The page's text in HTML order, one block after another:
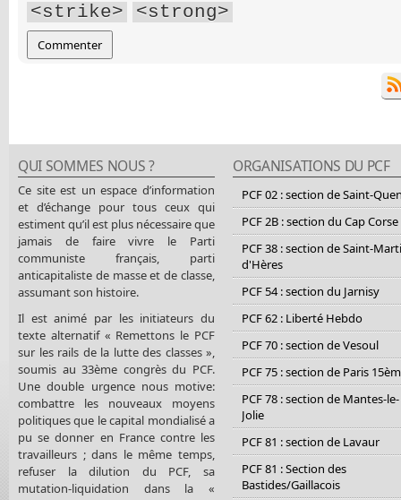
<strike>
<strong>
QUI SOMMES NOUS ?
Ce site est un espace d’information
et d’échange pour tous ceux qui
estiment qu’il est plus nécessaire que
jamais de faire vivre le Parti
communiste français, parti
anticapitaliste de masse et de classe,
assumant son histoire.
Il est animé par les initiateurs du
texte alternatif « Remettons le PCF
sur les rails de la lutte des classes »,
soumis au 33ème congrès du PCF.
Une double urgence nous motive:
combattre les nouveaux moyens
politiques que le capital mondialisé a
pu se donner en France contre les
travailleurs ; dans le même temps,
refuser la dilution du PCF, sa
mutation-liquidation dans la «
ORGANISATIONS DU PCF
PCF 02 : section de Saint-
PCF 2B : section du Cap Corse
PCF 38 : section de Saint-
d'Hères
PCF 54 : section du Jarnisy
PCF 62 : Liberté Hebdo
PCF 70 : section de Vesoul
PCF 75 : section de Paris
PCF 78 : section de Mantes-le-
Jolie
PCF 81 : section de Lavaur
PCF 81 : Section des
Bastides/Gaillacois